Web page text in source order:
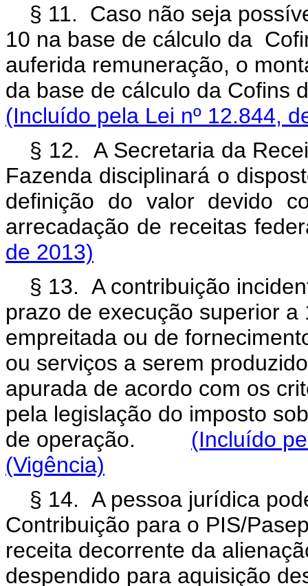
§ 11. Caso não seja
10 na base de cálculo da
auferida remuneração, o
da base de cálculo da
(Incluído pela Lei nº 12.844,
§ 12. A Secretaria da
Fazenda disciplinará o
definição do valor devido
arrecadação de receitas
de 2013)
§ 13. A contribuição
prazo de execução superior
empreitada ou de
ou serviços a serem
apurada de acordo com os
pela legislação do imposto
de operação. (Incluído
(Vigência)
§ 14. A pessoa jurídica
Contribuição para o PIS/
receita decorrente da
despendido para aquisição